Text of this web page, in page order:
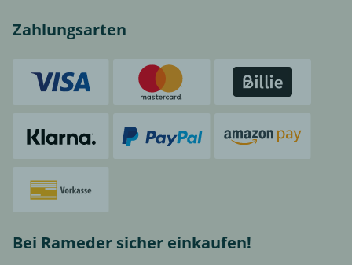
Zahlungsarten
Bei Rameder sicher einkaufen!